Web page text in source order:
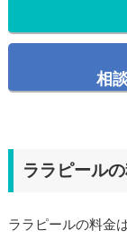
相
ララピール
ララピールの料金は